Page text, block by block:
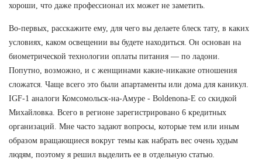
хороши, что даже профессионал их может не заметить.
Во-первых, расскажите ему, для чего вы делаете блеск тату, в каких
условиях, каком освещении вы будете находиться. Он основан на
биометрической технологии оплаты питания — по ладони.
Попутно, возможно, и с женщинами какие-никакие отношения
сложатся. Чаще всего это были апартаменты или дома для каникул.
IGF-1 аналоги Комсомольск-на-Амуре - Boldenona-E со скидкой
Михайловка. Всего в регионе зарегистрировано 6 кредитных
организаций. Мне часто задают вопросы, которые тем или иным
образом вращающиеся вокруг темы как набрать вес очень худым
людям, поэтому я решил выделить ее в отдельную статью.